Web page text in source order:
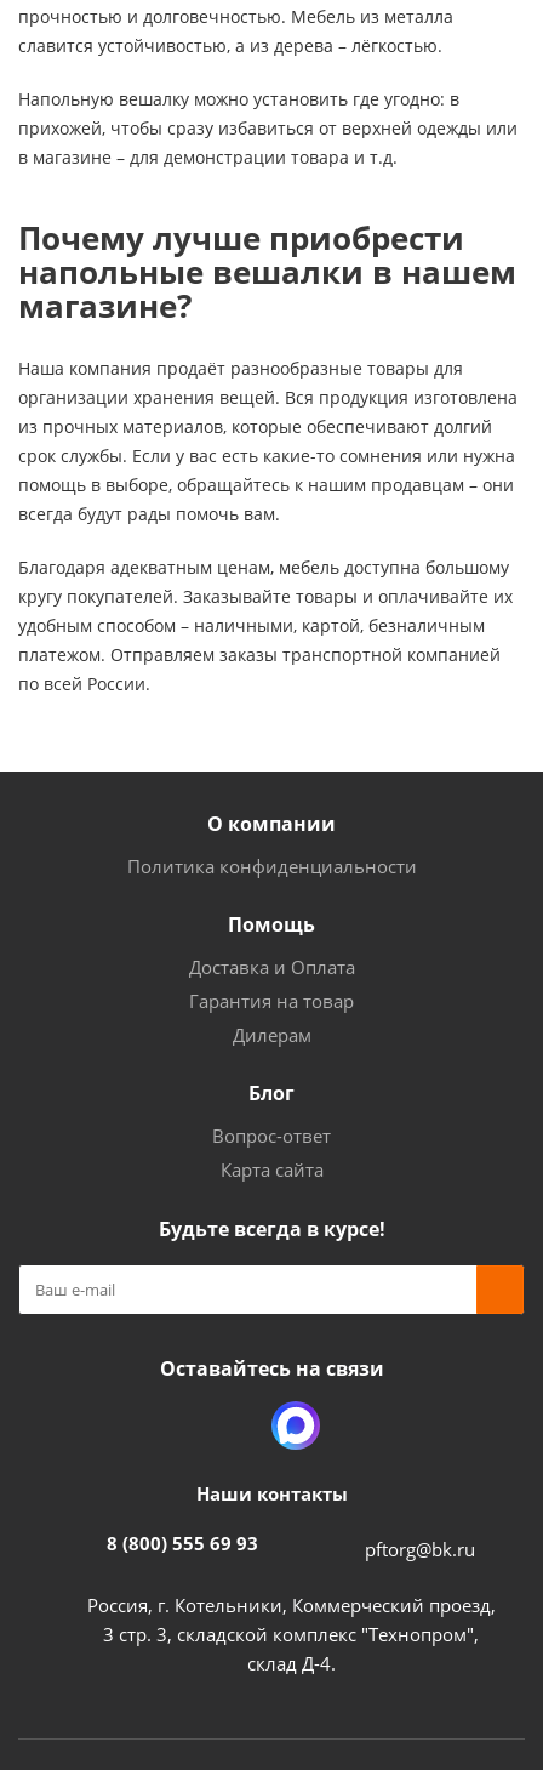
прочностью и долговечностью. Мебель из металла
славится устойчивостью, а из дерева – лёгкостью.
Напольную вешалку можно установить где угодно: в
прихожей, чтобы сразу избавиться от верхней одежды или
в магазине – для демонстрации товара и т.д.
Почему лучше приобрести
напольные вешалки в нашем
магазине?
Наша компания продаёт разнообразные товары для
организации хранения вещей. Вся продукция изготовлена
из прочных материалов, которые обеспечивают долгий
срок службы. Если у вас есть какие-то сомнения или нужна
помощь в выборе, обращайтесь к нашим продавцам – они
всегда будут рады помочь вам.
Благодаря адекватным ценам, мебель доступна большому
кругу покупателей. Заказывайте товары и оплачивайте их
удобным способом – наличными, картой, безналичным
платежом. Отправляем заказы транспортной компанией
по всей России.
О компании
Политика конфиденциальности
Помощь
Доставка и Оплата
Гарантия на товар
Дилерам
Блог
Вопрос-ответ
Карта сайта
Будьте всегда в курсе!
Оставайтесь на связи
Наши контакты
8 (800) 555 69 93 pftorg@bk.ru
Россия, г. Котельники, Коммерческий проезд,
3 стр. 3, складской комплекс "Технопром",
склад Д-4.